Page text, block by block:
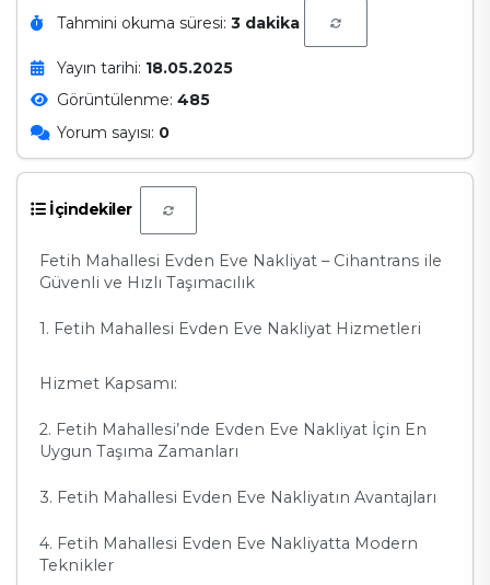
Tahmini okuma süresi: 3 dakika
Yayın tarihi: 18.05.2025
Görüntülenme: 485
Yorum sayısı: 0
İçindekiler
Fetih Mahallesi Evden Eve Nakliyat – Cihantrans ile
Güvenli ve Hızlı Taşımacılık
1. Fetih Mahallesi Evden Eve Nakliyat Hizmetleri
Hizmet Kapsamı:
2. Fetih Mahallesi’nde Evden Eve Nakliyat İçin En
Uygun Taşıma Zamanları
3. Fetih Mahallesi Evden Eve Nakliyatın Avantajları
4. Fetih Mahallesi Evden Eve Nakliyatta Modern
Teknikler